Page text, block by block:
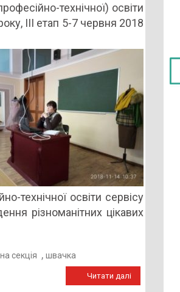
технічної) освіти
ІІІ етап 5-7 червня 2018
технічної освіти сервісу
різноманітних цікавих
секція , швачка
Читати далі